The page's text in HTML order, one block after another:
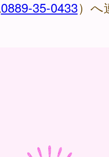
0889-35-0433）へ